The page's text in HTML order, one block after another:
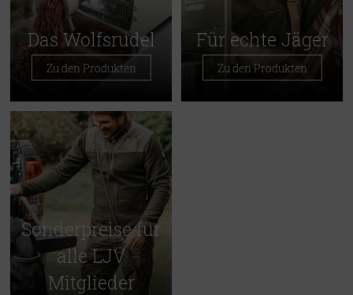
Das Wolfsrudel
Zu den Produkten
Für echte Jäger
Zu den Produkten
Sonderpreise für
alle LJV
Mitglieder